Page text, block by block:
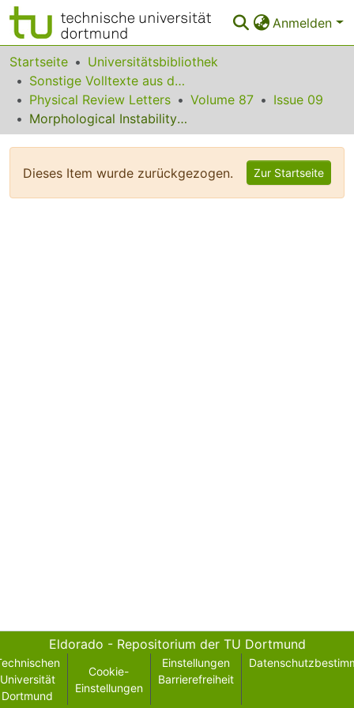
Anmelden
Bereiche & Sammlungen
Das gesamte Repositorium
Statistiken
Startseite
Universitätsbibliothek
Sonstige Volltexte aus dem Bibliotheksangebot
Physical Review Letters
Volume 87
Issue 09
Morphological Instability of Liquid Metallic Nuclei Condensing on Charged Inhomogeneities
Dieses Item wurde zurückgezogen. Zur Startseite
Eldorado - Repositorium der TU Dortmund
Universität
Dortmund
Cookie-
Einstellungen
Einstellungen
Barrierefreiheit